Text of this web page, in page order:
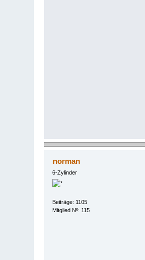
norman
6-Zylinder
Beiträge: 1105
Mitglied Nº: 115